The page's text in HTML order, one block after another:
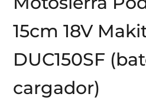
15cm 18V
DUC150SF
cargador)